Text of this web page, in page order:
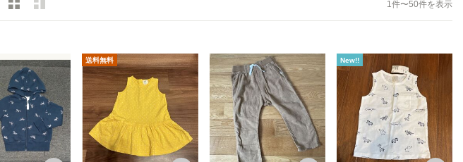
1件〜50件を表示
送料無料 New!!